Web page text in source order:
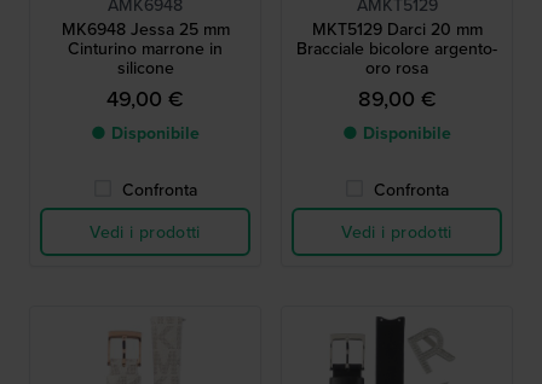
AMK6948
MK6948 Jessa 25 mm
Cinturino marrone in
silicone
49,00 €
● Disponibile
Confronta
Vedi i prodotti
AMKT5129
MKT5129 Darci 20 mm
Bracciale bicolore argento-
oro rosa
89,00 €
● Disponibile
Confronta
Vedi i prodotti